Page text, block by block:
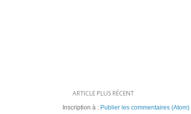
ARTICLE PLUS RÉCENT
Inscription à : Publier les commentaires (Atom)